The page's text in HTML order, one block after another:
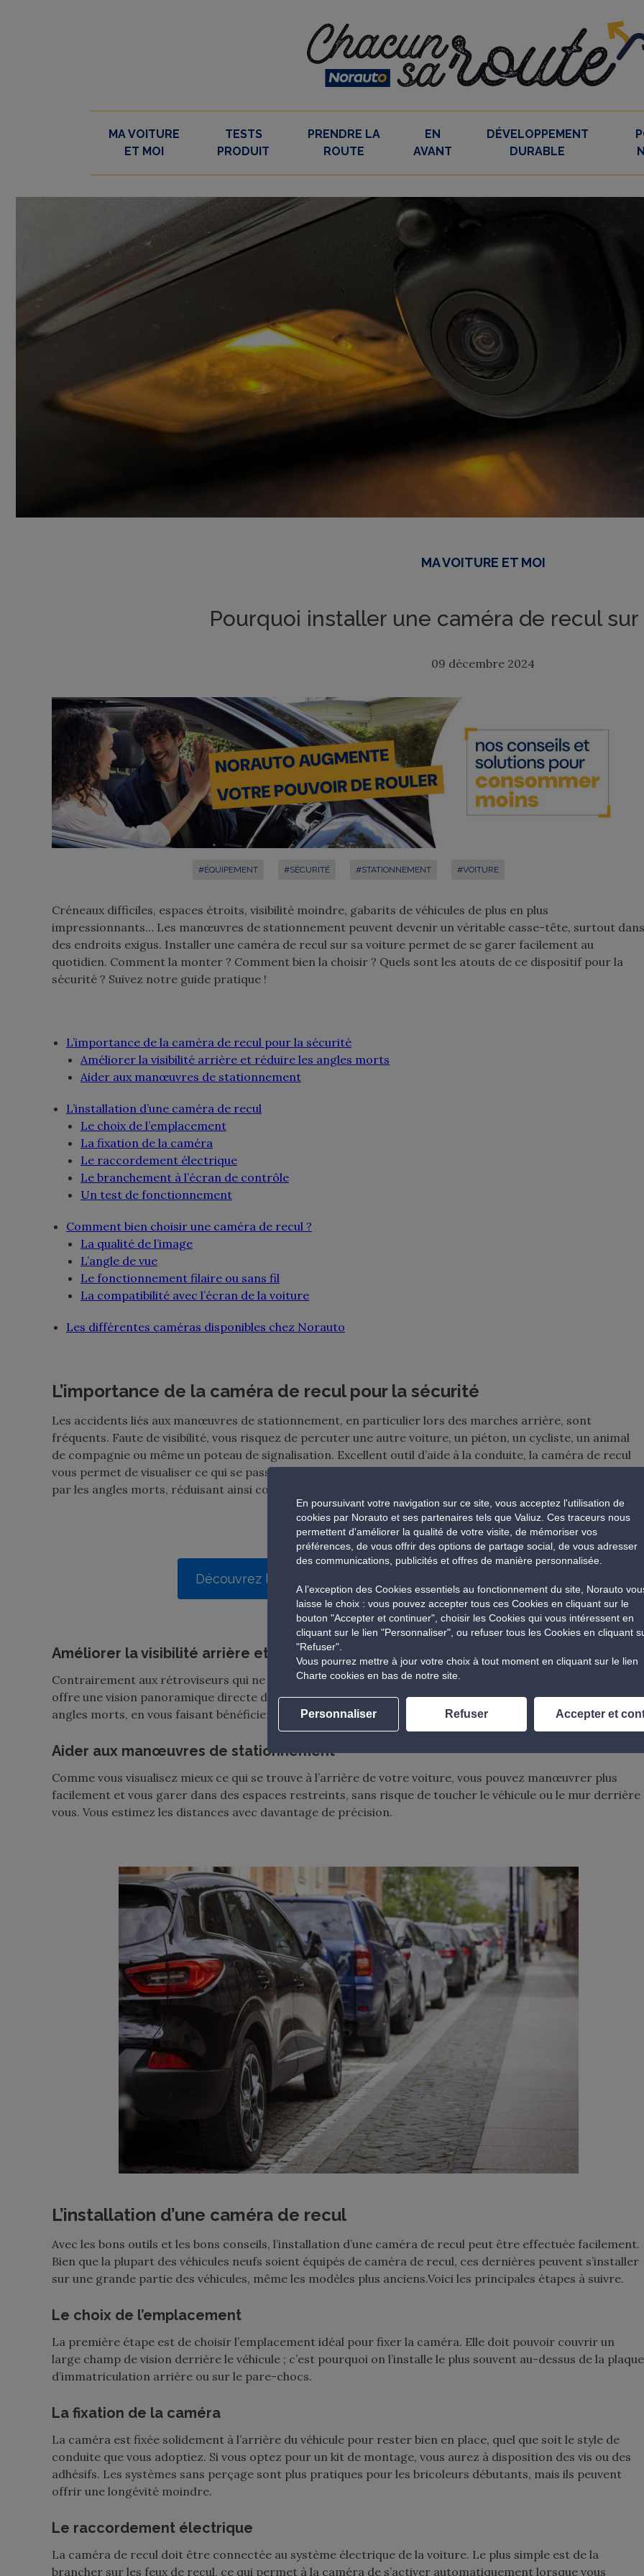
MA VOITURE
ET MOI
TESTS
PRODUIT
PRENDRE LA
ROUTE
EN
AVANT
DÉVELOPPEMENT
DURABLE
MA VOITURE ET MOI
Pourquoi installer une caméra de recul sur
09 décembre 2024
#ÉQUIPEMENT #SÉCURITÉ #STATIONNEMENT #VOITURE
Créneaux difficiles, espaces étroits, visibilité moindre, gabarits de véhicules de plus en plus
impressionnants… Les manœuvres de stationnement peuvent devenir un véritable casse-tête, surtout dans
des endroits exigus. Installer une caméra de recul sur sa voiture permet de se garer facilement au
quotidien. Comment la monter ? Comment bien la choisir ? Quels sont les atouts de ce dispositif pour la
sécurité ? Suivez notre guide pratique !
L’importance de la caméra de recul pour la sécurité
Améliorer la visibilité arrière et réduire les angles morts
Aider aux manœuvres de stationnement
L’installation d’une caméra de recul
Le choix de l’emplacement
La fixation de la caméra
Le raccordement électrique
Le branchement à l’écran de contrôle
Un test de fonctionnement
Comment bien choisir une caméra de recul ?
La qualité de l’image
L’angle de vue
Le fonctionnement filaire ou sans fil
La compatibilité avec l’écran de la voiture
Les différentes caméras disponibles chez Norauto
L’importance de la caméra de recul pour la sécurité
Les accidents liés aux manœuvres de stationnement, en particulier lors des marches arrière, sont
fréquents. Faute de visibilité, vous risquez de percuter une autre voiture, un piéton, un cycliste, un animal
de compagnie ou même un poteau de signalisation. Excellent outil d’aide à la conduite, la caméra de recul
vous permet de visualiser ce qui se passe dans la zone située derrière le véhicule, qui est souvent cachée
par les angles morts, réduisant ainsi considérablement les risques d’accident.
Découvrez la gamme de caméra de recul Norauto
Améliorer la visibilité arrière et réduire les angles morts
Contrairement aux rétroviseurs qui ne couvrent qu’une partie de l’arrière du véhicule, la caméra de recul
offre une vision panoramique directe de la zone située juste derrière la voiture. Elle limite également les
angles morts, en vous faisant bénéficier d’un nouveau point de vue.
Aider aux manœuvres de stationnement
Comme vous visualisez mieux ce qui se trouve à l’arrière de votre voiture, vous pouvez manœuvrer plus
facilement et vous garer dans des espaces restreints, sans risque de toucher le véhicule ou le mur derrière
vous. Vous estimez les distances avec davantage de précision.
L’installation d’une caméra de recul
Avec les bons outils et les bons conseils, l’installation d’une caméra de recul peut être effectuée facilement.
Bien que la plupart des véhicules neufs soient équipés de caméra de recul, ces dernières peuvent s’installer
sur une grande partie des véhicules, même les modèles plus anciens.Voici les principales étapes à suivre.
Le choix de l’emplacement
La première étape est de choisir l’emplacement idéal pour fixer la caméra. Elle doit pouvoir couvrir un
large champ de vision derrière le véhicule ; c’est pourquoi on l’installe le plus souvent au-dessus de la plaque
d’immatriculation arrière ou sur le pare-chocs.
La fixation de la caméra
La caméra est fixée solidement à l’arrière du véhicule pour rester bien en place, quel que soit le style de
conduite que vous adoptiez. Si vous optez pour un kit de montage, vous aurez à disposition des vis ou des
adhésifs. Les systèmes sans perçage sont plus pratiques pour les bricoleurs débutants, mais ils peuvent
offrir une longévité moindre.
Le raccordement électrique
La caméra de recul doit être connectée au système électrique de la voiture. Le plus simple est de la
brancher sur les feux de recul, ce qui permet à la caméra de s’activer automatiquement lorsque vous
En poursuivant votre navigation sur ce site, vous acceptez l'utilisation de
cookies par Norauto et ses partenaires tels que Valiuz. Ces traceurs nous
permettent d'améliorer la qualité de votre visite, de mémoriser vos
préférences, de vous offrir des options de partage social, de vous adresser
des communications, publicités et offres de manière personnalisée.
A l’exception des Cookies essentiels au fonctionnement du site, Norauto
laisse le choix : vous pouvez accepter tous ces Cookies en cliquant sur le
bouton "Accepter et continuer", choisir les Cookies qui vous intéressent en
cliquant sur le lien "Personnaliser", ou refuser tous les Cookies en cliquant
"Refuser".
Vous pourrez mettre à jour votre choix à tout moment en cliquant sur le lien
Charte cookies en bas de notre site.
Personnaliser Refuser Accepter et